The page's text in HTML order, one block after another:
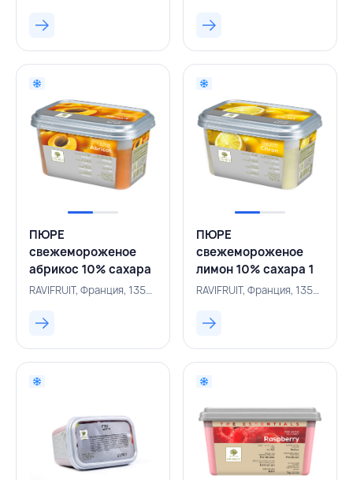
RAVIFRUIT, ФРАНЦИЯ
ПЮРЕ
свежемороженое
абрикос 10% сахара
1 кг, RAVIFRUIT,
RAVIFRUIT, Франция, 135000159
ПЮРЕ
свежемороженое
лимон 10% сахара 1
кг, RAVIFRUIT,
RAVIFRUIT, Франция, 135000172